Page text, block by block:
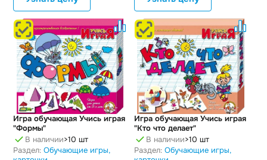
Игра обучающая Учись играя
"Формы"
В наличии>10 шт
Раздел: Обучающие игры,
Игра обучающая Учись играя
"Кто что делает"
В наличии>10 шт
Раздел: Обучающие игры,